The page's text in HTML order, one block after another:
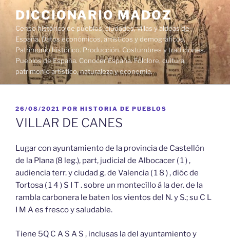
contenido
DICCIONARIO MADOZ
Censo histórico de pueblos, ciudades, villas y aldeas de
España. Datos económicos, artísticos y demográficos.
Patrimonio histórico. Producción. Costumbres y tradiciones.
Pueblos de España. Conocer España. Folclore, cultura,
patrimonio artístico, naturaleza y economía.
PUBLICADO
EL
26/08/2021 POR HISTORIA DE PUEBLOS
VILLAR DE CANES
Lugar con ayuntamiento de la provincia de Castellón
de la Plana (8 leg.), part, judicial de Albocacer ( 1 ) ,
audiencia terr. y ciudad g. de Valencia ( 1 8 ) , dióc de
Tortosa ( 1 4 ) S I T . sobre un montecíllo á la der. de la
rambla carbonera le baten los vientos del N. y S.; su C L
I M A es fresco y saludable.
Tiene 5Q C A S A S , inclusas la del ayuntamiento y